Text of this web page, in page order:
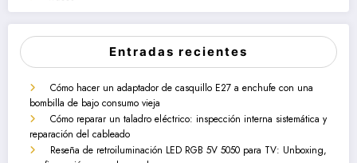
Entradas recientes
Cómo hacer un adaptador de casquillo E27 a enchufe con una
bombilla de bajo consumo vieja
Cómo reparar un taladro eléctrico: inspección interna sistemática y
reparación del cableado
Reseña de retroiluminación LED RGB 5V 5050 para TV: Unboxing,